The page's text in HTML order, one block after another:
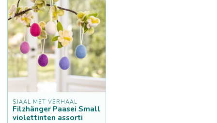
SJAAL MET VERHAAL
Filzhänger Paasei Small
violettinten assorti